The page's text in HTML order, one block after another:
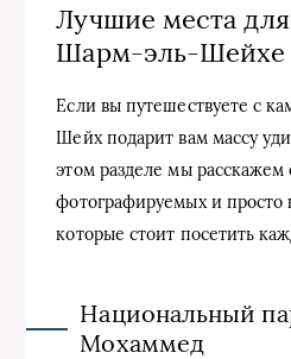
Лучшие места
Шарм-эль-Шейхе
Если вы путешествуете с
Шейх подарит вам массу
этом разделе мы расскажем
фотографируемых и просто
которые стоит посетить
Национальный
Мохаммед